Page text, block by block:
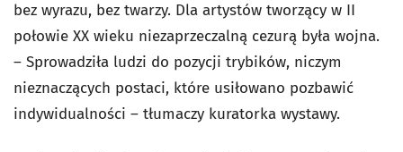
bez wyrazu, bez twarzy. Dla artystów tworzący w II
połowie XX wieku niezaprzeczalną cezurą była wojna.
– Sprowadziła ludzi do pozycji trybików, niczym
nieznaczących postaci, które usiłowano pozbawić
indywidualności – tłumaczy kuratorka wystawy.